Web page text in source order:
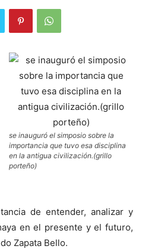
se inauguró el simposio sobre la
importancia que tuvo esa disciplina
en la antigua civilización.(grillo
porteño)
de entender, analizar y
en el presente y el futuro,
Zapata Bello.